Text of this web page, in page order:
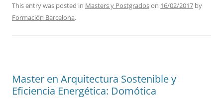
This entry was posted in Masters y Postgradoson 16/02/2017 by
Formación Barcelona.
Master en Arquitectura Sostenible y
Eficiencia Energética: Domótica